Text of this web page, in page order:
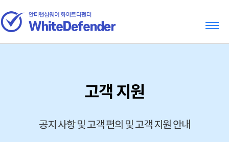
고객 지원
공지 사항 및 고객 편의 및 고객 지원 안내